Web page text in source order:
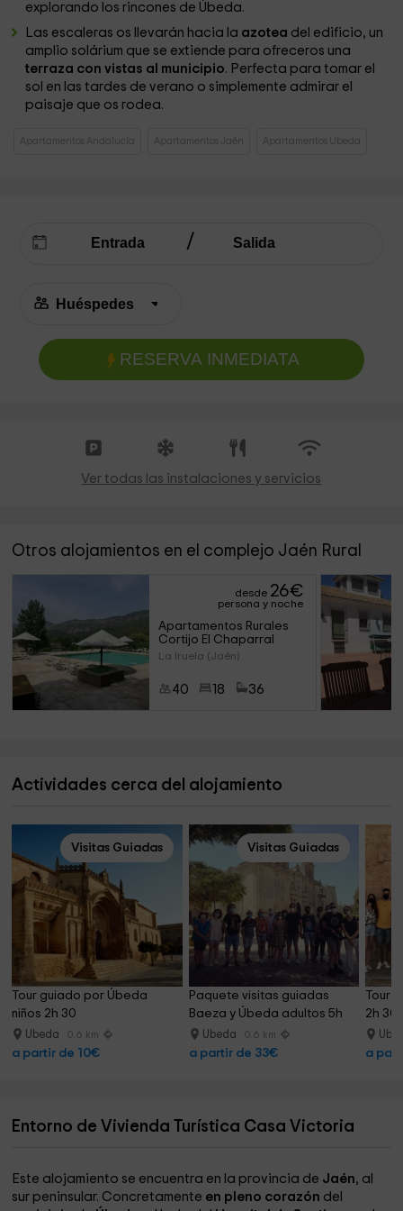
explorando los rincones de Úbeda.
Las escaleras os llevarán hacia la azotea del edificio, un
amplio solárium que se extiende para ofreceros una
terraza con vistas al municipio. Perfecta para tomar el
sol en las tardes de verano o simplemente admirar el
paisaje que os rodea.
Apartamentos Andalucía Apartamentos Jaén Apartamentos Ubeda
RESERVA INMEDIATA
Ver todas las instalaciones y servicios
Otros alojamientos en el complejo Jaén Rural
desde 26€
persona y noche
Apartamentos Rurales
Cortijo El Chaparral
La Iruela (Jaén)
40 18 36
Actividades cerca del alojamiento
Visitas Guiadas
Tour guiado por Úbeda
niños 2h 30
Ubeda 0.6 km
a partir de 10€
Visitas Guiadas
Paquete visitas guiadas
Baeza y Úbeda adultos 5h
Ubeda 0.6 km
a partir de 33€
Tour
2h 30
a
Entorno de Vivienda Turística Casa Victoria
Este alojamiento se encuentra en la provincia de Jaén, al
sur peninsular. Concretamente en pleno corazón del